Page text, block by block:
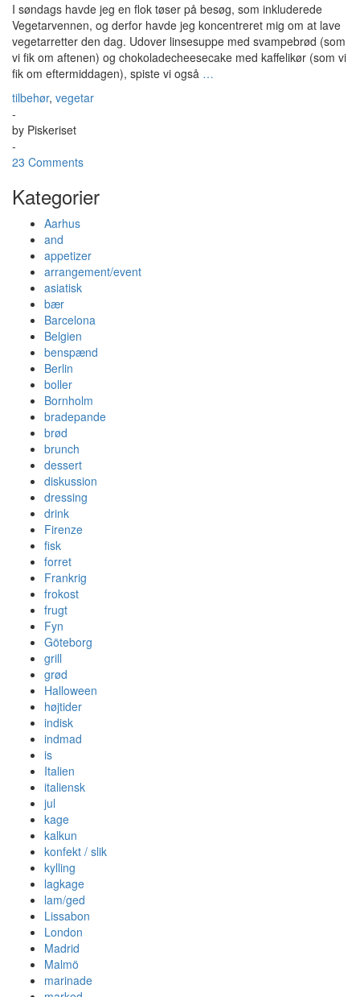
I søndags havde jeg en flok tøser på besøg, som inkluderede
Vegetarvennen, og derfor havde jeg koncentreret mig om at lave
vegetarretter den dag. Udover linsesuppe med svampebrød (som
vi fik om aftenen) og chokoladecheesecake med kaffelikør (som vi
fik om eftermiddagen), spiste vi også …
tilbehør, vegetar
-
by Piskeriset
-
23 Comments
Kategorier
Aarhus
and
appetizer
arrangement/event
asiatisk
bær
Barcelona
Belgien
benspænd
Berlin
boller
Bornholm
bradepande
brød
brunch
dessert
diskussion
dressing
drink
Firenze
fisk
forret
Frankrig
frokost
frugt
Fyn
Göteborg
grill
grød
Halloween
højtider
indisk
indmad
is
Italien
italiensk
jul
kage
kalkun
konfekt / slik
kylling
lagkage
lam/ged
Lissabon
London
Madrid
Malmö
marinade